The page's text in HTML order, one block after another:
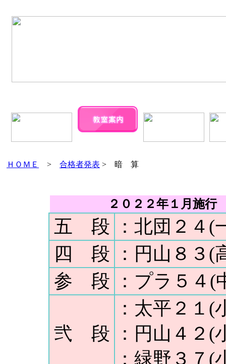
ＨＯＭＥ > 合格者発表 > 暗 算
２０２２年１月施
五 段
：北団２４(
四 段
：円山８３(
参 段
：プラ５４(
弐 段
：太平２１
：円山４２
：緑野３７(